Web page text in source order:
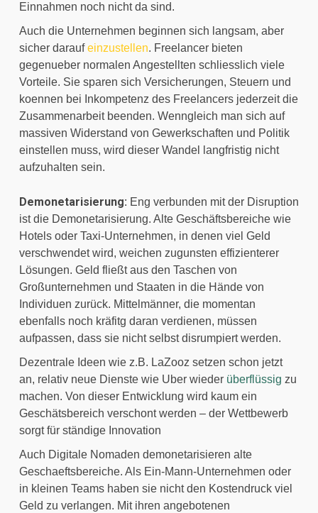
Einnahmen noch nicht da sind.
Auch die Unternehmen beginnen sich langsam, aber
sicher darauf einzustellen. Freelancer bieten
gegenueber normalen Angestellten schliesslich viele
Vorteile. Sie sparen sich Versicherungen, Steuern und
koennen bei Inkompetenz des Freelancers jederzeit die
Zusammenarbeit beenden. Wenngleich man sich auf
massiven Widerstand von Gewerkschaften und Politik
einstellen muss, wird dieser Wandel langfristig nicht
aufzuhalten sein.
Demonetarisierung: Eng verbunden mit der Disruption
ist die Demonetarisierung. Alte Geschäftsbereiche wie
Hotels oder Taxi-Unternehmen, in denen viel Geld
verschwendet wird, weichen zugunsten effizienterer
Lösungen. Geld fließt aus den Taschen von
Großunternehmen und Staaten in die Hände von
Individuen zurück. Mittelmänner, die momentan
ebenfalls noch kräfitg daran verdienen, müssen
aufpassen, dass sie nicht selbst disrumpiert werden.
Dezentrale Ideen wie z.B. LaZooz setzen schon jetzt
an, relativ neue Dienste wie Uber wieder überflüssig zu
machen. Von dieser Entwicklung wird kaum ein
Geschätsbereich verschont werden – der Wettbewerb
sorgt für ständige Innovation
Auch Digitale Nomaden demonetarisieren alte
Geschaeftsbereiche. Als Ein-Mann-Unternehmen oder
in kleinen Teams haben sie nicht den Kostendruck viel
Geld zu verlangen. Mit ihren angebotenen